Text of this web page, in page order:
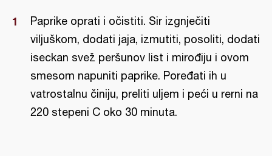
Paprike oprati i očistiti. Sir izgnječiti
viljuškom, dodati jaja, izmutiti, posoliti, dodati
iseckan svež peršunov list i mirođiju i ovom
smesom napuniti paprike. Poređati ih u
vatrostalnu činiju, preliti uljem i peći u rerni na
220 stepeni C oko 30 minuta.